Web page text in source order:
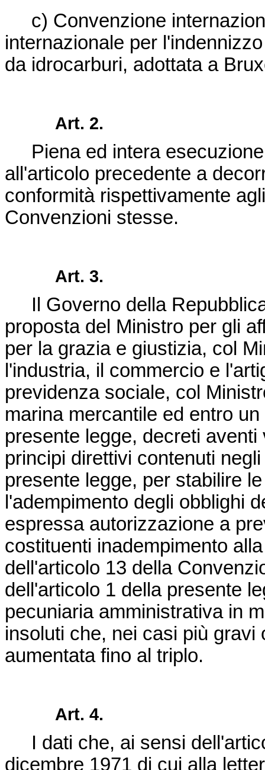
c) Convenzione
internazionale per
da idrocarburi, adottata a
Art. 2.
Piena ed intera esecuzione
all'articolo precedente a
conformità rispettivamente
Convenzioni stesse.
Art. 3.
Il Governo della
proposta del Ministro per gli
per la grazia e giustizia, col
l'industria, il commercio e
previdenza sociale, col
marina mercantile ed entro
presente legge, decreti
principi direttivi contenuti
presente legge, per stabilire
l'adempimento degli obblighi
espressa autorizzazione a
costituenti inadempimento
dell'articolo 13 della
dell'articolo 1 della presente
pecuniaria amministrativa in
insoluti che, nei casi più
aumentata fino al triplo.
Art. 4.
I dati che, ai sensi
dicembre 1971 di cui alla